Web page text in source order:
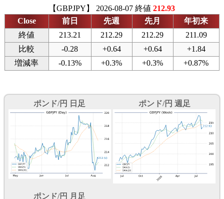
【GBPJPY】 2026-08-07 終値212.93
Close
前日 先週 先月
年初来
終値
213.21 212.29 212.29
211.09
比較
-0.28 +0.64 +0.64
+1.84
増減率
-0.13% +0.3% +0.3% +0.87%
ポンド/円 日足 ポンド/円 週足
ポンド/円 月足